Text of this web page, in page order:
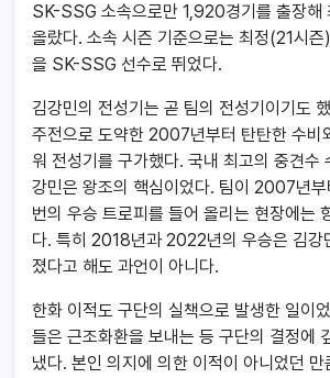
SK-SSG 소속으로만 1,920경기를 출장해
올랐다. 소속 시즌 기준으로는 최정(21시
을 SK-SSG 선수로 뛰었다.
김강민의 전성기는 곧 팀의 전성기이기도
주전으로 도약한 2007년부터 탄탄한 수비
워 전성기를 구가했다. 국내 최고의 중견수
강민은 왕조의 핵심이었다. 팀이 2007년
번의 우승 트로피를 들어 올리는 현장에는
다. 특히 2018년과 2022년의 우승은 김강
졌다고 해도 과언이 아니다.
한화 이적도 구단의 실책으로 발생한 일이
들은 근조화환을 보내는 등 구단의 결정에
냈다. 본인 의지에 의한 이적이 아니었던 만